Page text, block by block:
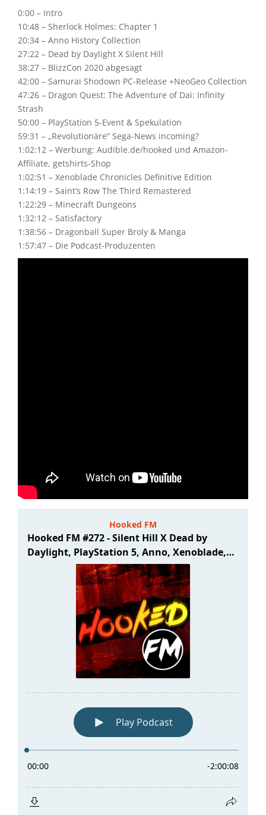
0:00 – Intro
10:48 – Sherlock Holmes: Chapter 1
20:34 – Anno History Collection
27:22 – Dead by Daylight X Silent Hill
38:27 – BlizzCon 2020 abgesagt
42:00 – Samurai Shodown PC-Release +NeoGeo Collection
47:26 – Dragon Quest: The Adventure of Dai: Infinity
Strash
50:00 – PlayStation 5-Event & Spekulation
59:31 – „Revolutionäre“ Sega-News incoming?
1:02:12 – Werbung: Audible.de/hooked und Amazon-
Affiliate, getshirts-Shop
1:02:51 – Xenoblade Chronicles Definitive Edition
1:14:19 – Saint’s Row The Third Remastered
1:22:29 – Minecraft Dungeons
1:32:12 – Satisfactory
1:38:56 – Dragonball Super Broly & Manga
1:57:47 – Die Podcast-Produzenten